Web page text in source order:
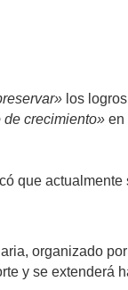
los logros
crecimiento» en
que actualmente
organizado
y se extenderá